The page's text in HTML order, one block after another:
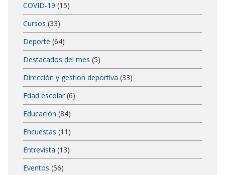
COVID-19 (15)
Cursos (33)
Deporte (64)
Destacados del mes (5)
Dirección y gestion deportiva (33)
Edad escolar (6)
Educación (84)
Encuestas (11)
Entrevista (13)
Eventos (56)